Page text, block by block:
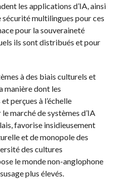
les applications d’IA, ainsi
sécurité multilingues pour ces
pour la souveraineté
ils sont distribués et pour
à des biais culturels et
manière dont les
perçues à l’échelle
marché de systèmes d’IA
favorise insidieusement
et de monopole des
des cultures
le monde non-anglophone
plus élevés.